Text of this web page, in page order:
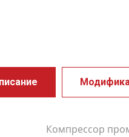
Компрессор